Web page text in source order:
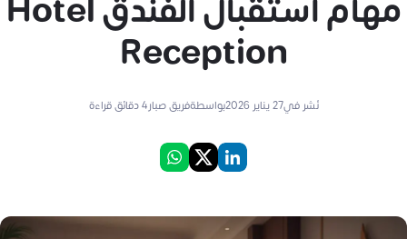
مهام استقبال الفندق Hotel
Reception
نُشر في27 يناير 2026 بواسطةفريق صبار4دقائق قراءة